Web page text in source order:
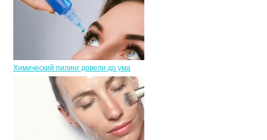
Химический пилинг довели до ума